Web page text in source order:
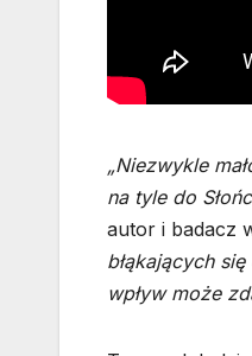
„Niezwykle
na tyle do
autor i badacz
błąkających
wpływ może